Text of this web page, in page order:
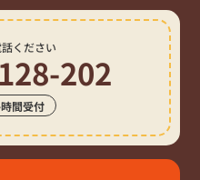
ください
202
時間受付